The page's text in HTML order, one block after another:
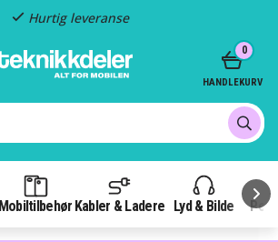
Hurtig leveranse
Mobiltilbehør Kabler & Ladere Lyd & Bilde
0
HANDLEKURV